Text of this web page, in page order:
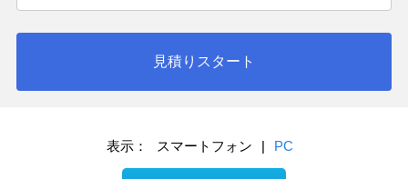
見積りスタート
表示： スマートフォン | PC